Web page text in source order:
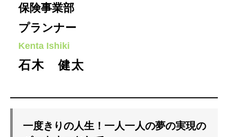
保険事業部
プランナー
Kenta Ishiki
石木 健太
一度きりの人生！一人一人の夢の実現の